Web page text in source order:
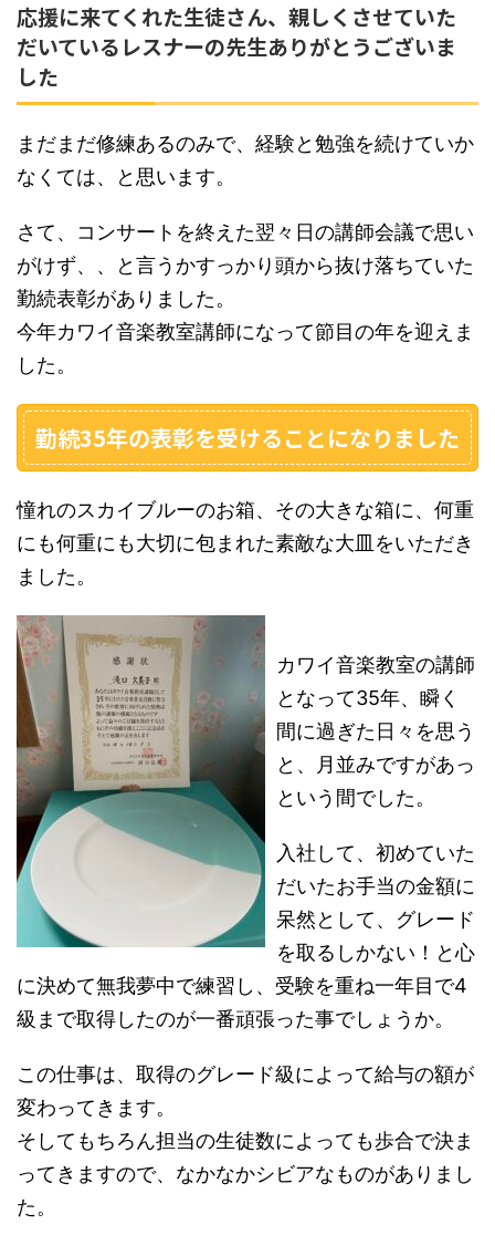
応援に来てくれた生徒さん、親しくさせていた
だいているレスナーの先生ありがとうございま
した
まだまだ修練あるのみで、経験と勉強を続けていか
なくては、と思います。
さて、コンサートを終えた翌々日の講師会議で思い
がけず、、と言うかすっかり頭から抜け落ちていた
勤続表彰がありました。
今年カワイ音楽教室講師になって節目の年を迎えま
した。
勤続35年の表彰を受けることになりました
憧れのスカイブルーのお箱、その大きな箱に、何重
にも何重にも大切に包まれた素敵な大皿をいただき
ました。
カワイ音楽教室の講師
となって35年、瞬く
間に過ぎた日々を思う
と、月並みですがあっ
という間でした。
入社して、初めていた
だいたお手当の金額に
呆然として、グレード
を取るしかない！と心
に決めて無我夢中で練習し、受験を重ね一年目で4
級まで取得したのが一番頑張った事でしょうか。
この仕事は、取得のグレード級によって給与の額が
変わってきます。
そしてもちろん担当の生徒数によっても歩合で決ま
ってきますので、なかなかシビアなものがありまし
た。